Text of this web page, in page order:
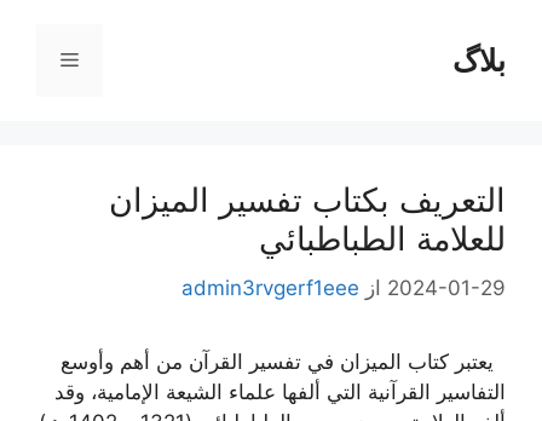
محتوابلاگ فهرست
التعريف بكتاب تفسير الميزان
للعلامة الطباطبائي
2024-01-29 از admin3rvgerf1eee
يعتبر كتاب الميزان في تفسير القرآن من أهم وأوسع
التفاسير القرآنية التي ألفها علماء الشيعة الإمامية، وقد